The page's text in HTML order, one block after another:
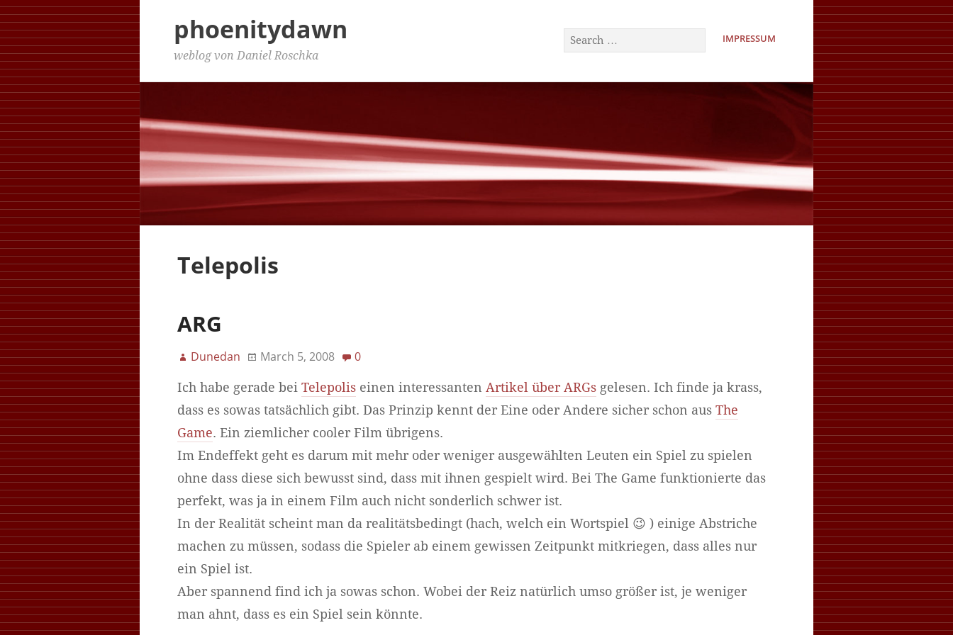
phoenitydawn
weblog von Daniel Roschka
IMPRESSUM
Telepolis
ARG
Dunedan March 5, 2008 0
Ich habe gerade bei Telepoliseinen interessanten Artikel über ARGsgelesen. Ich finde ja krass,
dass es sowas tatsächlich gibt. Das Prinzip kennt der Eine oder Andere sicher schon aus The
Game. Ein ziemlicher cooler Film übrigens.
Im Endeffekt geht es darum mit mehr oder weniger ausgewählten Leuten ein Spiel zu spielen
ohne dass diese sich bewusst sind, dass mit ihnen gespielt wird. Bei The Game funktionierte das
perfekt, was ja in einem Film auch nicht sonderlich schwer ist.
In der Realität scheint man da realitätsbedingt (hach, welch ein Wortspiel 😉 ) einige Abstriche
machen zu müssen, sodass die Spieler ab einem gewissen Zeitpunkt mitkriegen, dass alles nur
ein Spiel ist.
Aber spannend find ich ja sowas schon. Wobei der Reiz natürlich umso größer ist, je weniger
man ahnt, dass es ein Spiel sein könnte.